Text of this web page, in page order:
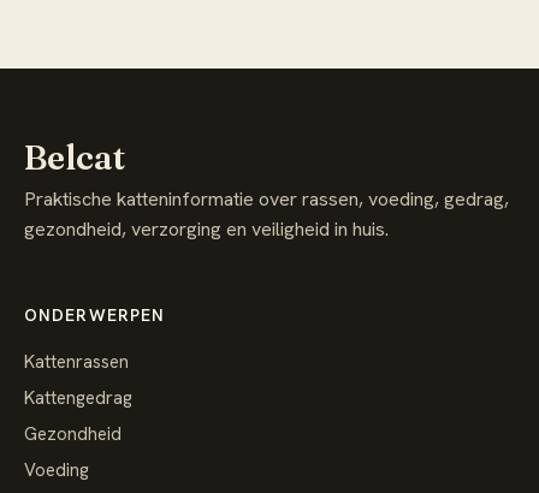
Belcat
Praktische katteninformatie over rassen, voeding, gedrag,
gezondheid, verzorging en veiligheid in huis.
ONDERWERPEN
Kattenrassen
Kattengedrag
Gezondheid
Voeding